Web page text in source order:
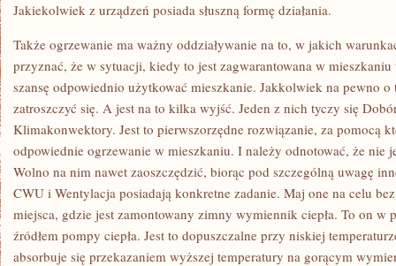
Jakiekolwiek z urządzeń posiada słuszną formę działania.
Także ogrzewanie ma ważny oddziaływanie na to, w jakich
przyznać, że w sytuacji, kiedy to jest zagwarantowana w
szansę odpowiednio użytkować mieszkanie. Jakkolwiek na pewno o
zatroszczyć się. A jest na to kilka wyjść. Jeden z nich tyczy się
Klimakonwektory. Jest to pierwszorzędne rozwiązanie, za pomocą
odpowiednie ogrzewanie w mieszkaniu. I należy odnotować, że nie
Wolno na nim nawet zaoszczędzić, biorąc pod szczególną uwagę
CWU i Wentylacja posiadają konkretne zadanie. Maj one na celu bez
miejsca, gdzie jest zamontowany zimny wymiennik ciepła. To on w
źródłem pompy ciepła. Jest to dopuszczalne przy niskiej
absorbuje się przekazaniem wyższej temperatury na gorącym